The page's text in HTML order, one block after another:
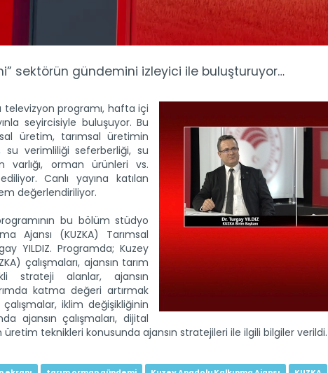
sektörün gündemini izleyici ile buluşturuyor…
programı, hafta içi
seyircisiyle buluşuyor. Bu
üretim, tarımsal üretimin
su verimliliği seferberliği, su
varlığı, orman ürünleri vs.
Canlı yayına katılan
değerlendiriliyor.
bu bölüm stüdyo
Ajansı (KUZKA) Tarımsal
YILDIZ. Programda; Kuzey
çalışmaları, ajansın tarım
strateji alanlar, ajansın
katma değeri artırmak
iklim değişikliğinin
ajansın çalışmaları, dijital
üretim teknikleri konusunda ajansın stratejileri ile ilgili bilgiler verildi.